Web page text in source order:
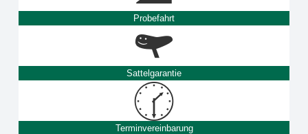
Probefahrt
Sattelgarantie
Terminvereinbarung